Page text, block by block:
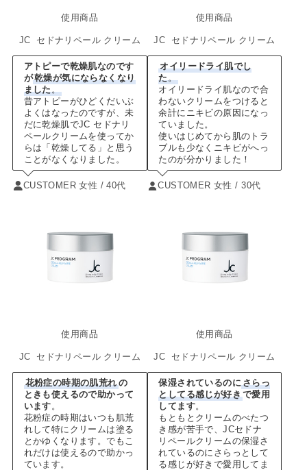
使用商品
JC セドナリペール クリーム
アトピーで乾燥肌なのです
が乾燥が気にならなくなり
ました 。
昔アトピーがひどくだいぶ
よくはなったのですが、未
だに乾燥肌でJC セドナリ
ペールクリームを使ってか
らは「乾燥してる」と思う
ことがなくなりました。
CUSTOMER 女性 / 40代
使用商品
JC セドナリペール クリーム
オイリードライ肌でし
た 。
オイリードライ肌なので合
わないクリームをつけると
余計にニキビの原因になっ
ていました。
使いはじめてから肌のトラ
ブルも少なくニキビがへっ
たのが分かりました！
CUSTOMER 女性 / 30代
使用商品
JC セドナリペール クリーム
花粉症の時期の肌荒れ の
ときも使えるので助かって
います 。
花粉症の時期はいつも肌荒
れして特にクリームは塗る
とかゆくなります。でもこ
れだけは使えるので助かっ
ています。
使用商品
JC セドナリペール クリーム
保湿されているのに さらっ
としてる感じが好き で愛用
してます。
もともとクリームのべたつ
き感が苦手で、JCセドナ
リペールクリームの保湿さ
れているのにさらっとして
る感じが好きで愛用してま